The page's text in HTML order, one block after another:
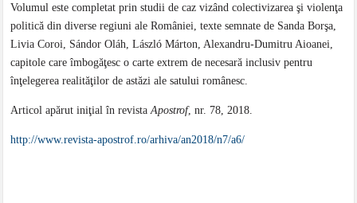
Volumul este completat prin studii de caz vizând colectivizarea şi violenţa
politică din diverse regiuni ale României, texte semnate de Sanda Borşa,
Livia Coroi, Sándor Oláh, László Márton, Alexandru-Dumitru Aioanei,
capitole care îmbogăţesc o carte extrem de necesară inclusiv pentru
înţelegerea realităţilor de astăzi ale satului românesc.
Articol apărut iniţial în revistaApostrof, nr. 78, 2018.
http://www.revista-apostrof.ro/arhiva/an2018/n7/a6/